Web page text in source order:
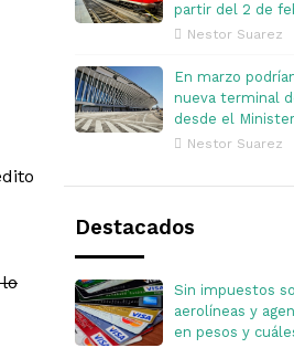
partir del 2 de
Nestor Suarez
En marzo
nueva terminal
desde el
Nestor Suarez
Destacados
Sin impuestos
aerolíneas y
en pesos y